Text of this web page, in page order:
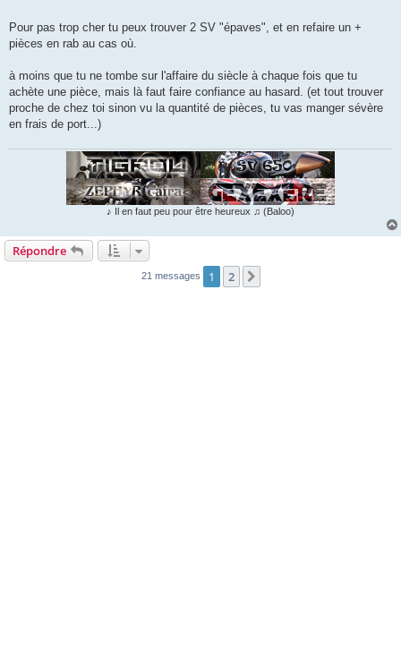
Pour pas trop cher tu peux trouver 2 SV "épaves", et en refaire un +
pièces en rab au cas où.
à moins que tu ne tombe sur l'affaire du siècle à chaque fois que tu
achète une pièce, mais là faut faire confiance au hasard. (et tout trouver
proche de chez toi sinon vu la quantité de pièces, tu vas manger sévère
en frais de port...)
♪ Il en faut peu pour être heureux ♫ (Baloo)
Répondre
21 messages 1 2